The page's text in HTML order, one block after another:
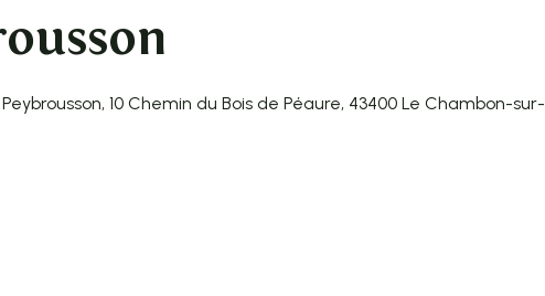
10 Chemin du Bois de Péaure, 43400 Le Chambon-sur-